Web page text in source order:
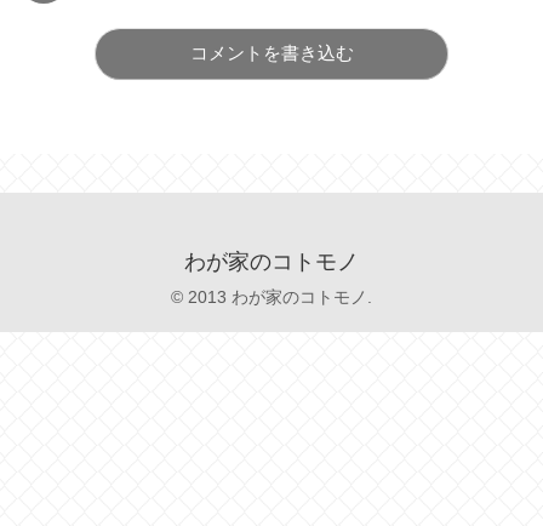
コメントを書き込む
わが家のコトモノ
© 2013 わが家のコトモノ.